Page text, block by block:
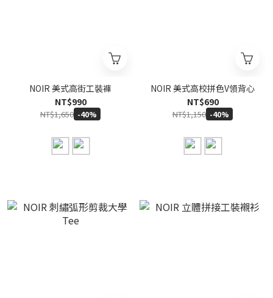
NOIR 美式高街工裝褲
NT$990
NT$1,650 -40%
NOIR 美式高校拼色V領背心
NT$690
NT$1,150 -40%